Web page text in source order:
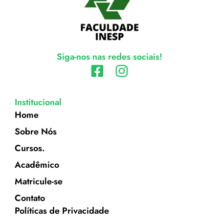
Siga-nos nas redes sociais!
Institucional
Home
Sobre Nós
Cursos.
Acadêmico
Matricule-se
Contato
Políticas de Privacidade